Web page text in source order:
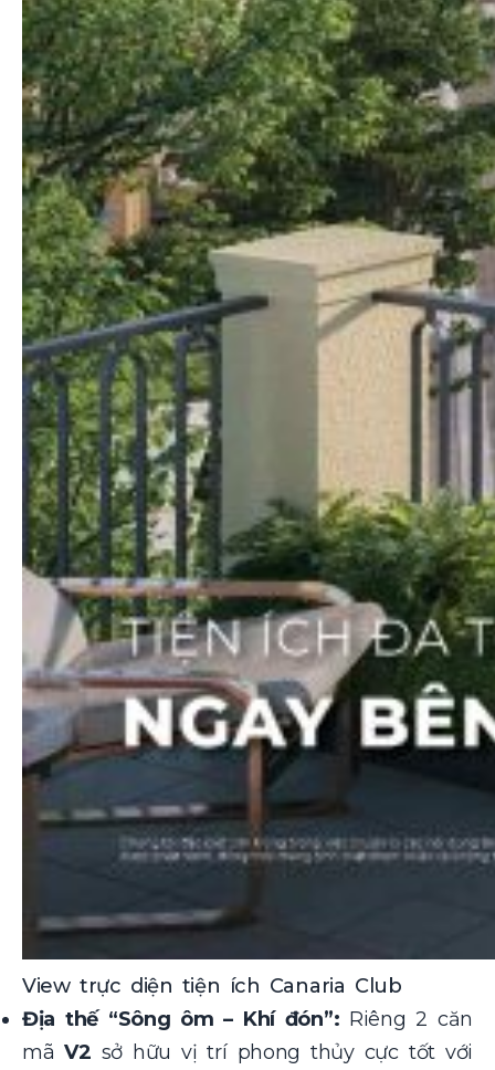
View trực diện tiện ích Canaria Club
Địa thế “Sông ôm – Khí đón”: Riêng 2 căn
mãV2 sở hữu vị trí phong thủy cực tốt với